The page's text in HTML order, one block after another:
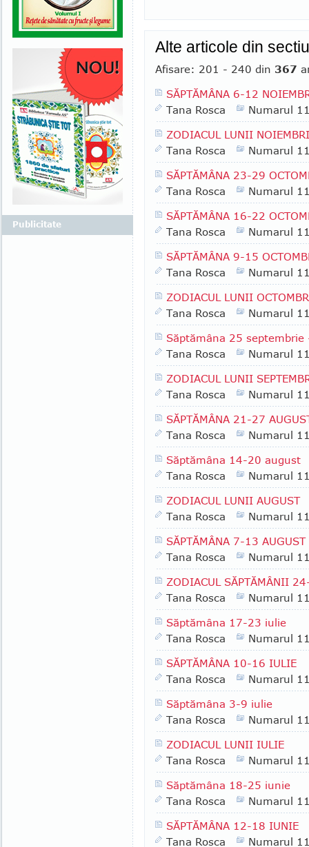
Alte articole din
Afisare: 201 - 240 din 367
SĂPTĂMÂNA 6-12
Tana Rosca
Numarul
ZODIACUL LUNII
Tana Rosca
Numarul
SĂPTĂMÂNA 23-29
Tana Rosca
Numarul
SĂPTĂMÂNA 16-22
Tana Rosca
Numarul
SĂPTĂMÂNA 9-15
Tana Rosca
Numarul
ZODIACUL LUNII
Tana Rosca
Numarul
Săptămâna 25
Tana Rosca
Numarul
ZODIACUL LUNII
Tana Rosca
Numarul
SĂPTĂMÂNA 21-27
Tana Rosca
Numarul
Săptămâna 14-20 august
Tana Rosca
Numarul
ZODIACUL LUNII AUGUST
Tana Rosca
Numarul
SĂPTĂMÂNA 7-13 AUGUST
Tana Rosca
Numarul
ZODIACUL SĂPTĂMÂNII
Tana Rosca
Numarul
Săptămâna 17-23 iulie
Tana Rosca
Numarul
SĂPTĂMÂNA 10-16 IULIE
Tana Rosca
Numarul
Săptămâna 3-9 iulie
Tana Rosca
Numarul
ZODIACUL LUNII IULIE
Tana Rosca
Numarul
Săptămâna 18-25 iunie
Tana Rosca
Numarul
SĂPTĂMÂNA 12-18 IUNIE
Tana Rosca
Numarul
Publicitate